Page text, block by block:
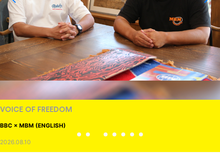
VOICE OF FREEDOM
BBC × MBM (ENGLISH)
2026.08.10